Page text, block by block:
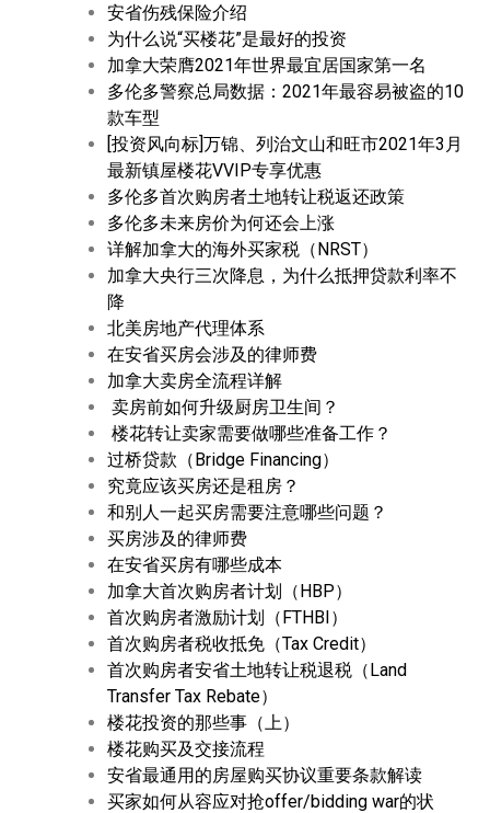
安省伤残保险介绍
为什么说“买楼花”是最好的投资
加拿大荣膺2021年世界最宜居国家第一名
多伦多警察总局数据：2021年最容易被盗的10
款车型
[投资风向标]万锦、列治文山和旺市2021年3月
最新镇屋楼花VVIP专享优惠
多伦多首次购房者土地转让税返还政策
多伦多未来房价为何还会上涨
详解加拿大的海外买家税（NRST）
加拿大央行三次降息，为什么抵押贷款利率不
降
北美房地产代理体系
在安省买房会涉及的律师费
加拿大卖房全流程详解
卖房前如何升级厨房卫生间？
楼花转让卖家需要做哪些准备工作？
过桥贷款（Bridge Financing）
究竟应该买房还是租房？
和别人一起买房需要注意哪些问题？
买房涉及的律师费
在安省买房有哪些成本
加拿大首次购房者计划（HBP）
首次购房者激励计划（FTHBI）
首次购房者税收抵免（Tax Credit）
首次购房者安省土地转让税退税（Land
Transfer Tax Rebate）
楼花投资的那些事（上）
楼花购买及交接流程
安省最通用的房屋购买协议重要条款解读
买家如何从容应对抢offer/bidding war的状